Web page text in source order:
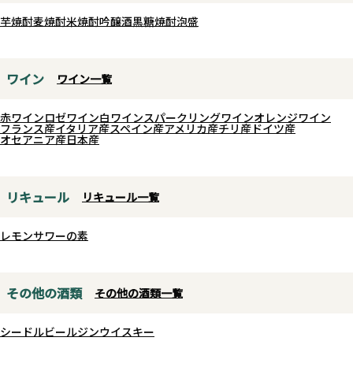
芋焼酎麦焼酎米焼酎吟醸酒黒糖焼酎泡盛
ワイン ワイン一覧
赤ワインロゼワイン白ワインスパークリングワインオレンジワイン
フランス産イタリア産スペイン産アメリカ産チリ産ドイツ産
オセアニア産日本産
リキュール リキュール一覧
レモンサワーの素
その他の酒類 その他の酒類一覧
シードルビールジンウイスキー